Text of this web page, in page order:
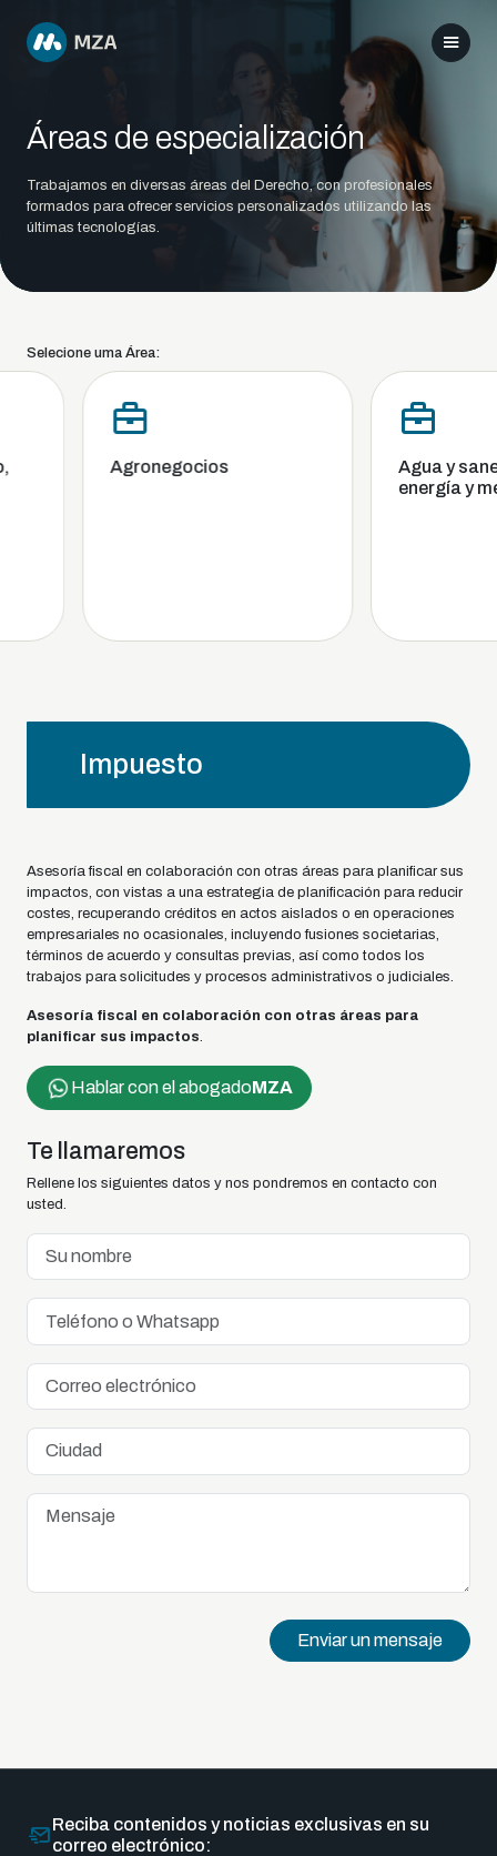
Áreas de especialización
Trabajamos en diversas áreas del Derecho, con profesionales
formados para ofrecer servicios personalizados utilizando las
últimas tecnologías.
Selecione uma Área:
Agronegocios
Agua y
energía y
Impuesto
Asesoría fiscal en colaboración con otras áreas para planificar sus
impactos, con vistas a una estrategia de planificación para reducir
costes, recuperando créditos en actos aislados o en operaciones
empresariales no ocasionales, incluyendo fusiones societarias,
términos de acuerdo y consultas previas, así como todos los
trabajos para solicitudes y procesos administrativos o judiciales.
Asesoría fiscal en colaboración con otras áreas para
planificar sus impactos.
Hablar con el abogadoMZA
Te llamaremos
Rellene los siguientes datos y nos pondremos en contacto con
usted.
Enviar un mensaje
Reciba contenidos y noticias exclusivas en su
correo electrónico: